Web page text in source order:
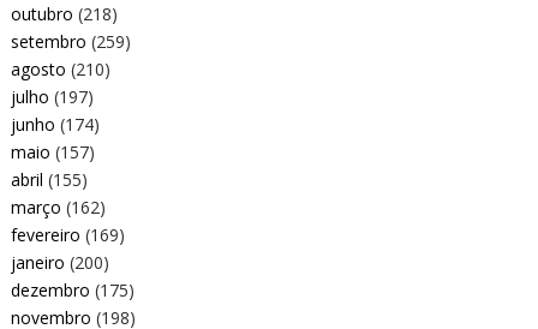
outubro (218)
setembro (259)
agosto (210)
julho (197)
junho (174)
maio (157)
abril (155)
março (162)
fevereiro (169)
janeiro (200)
dezembro (175)
novembro (198)